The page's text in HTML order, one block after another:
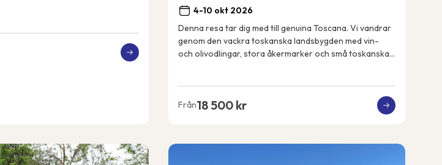
4-10 okt 2026
Denna resa tar dig med till genuina Toscana. Vi vandrar
genom den vackra toskanska landsbygden med vin-
och olivodlingar, stora åkermarker och små toskanska
Från18 500 kr